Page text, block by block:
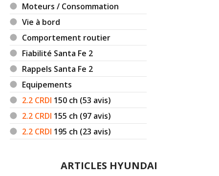
Moteurs / Consommation
Vie à bord
Comportement routier
Fiabilité Santa Fe 2
Rappels Santa Fe 2
Equipements
2.2 CRDI 150 ch (53 avis)
2.2 CRDI 155 ch (97 avis)
2.2 CRDI 195 ch (23 avis)
ARTICLES HYUNDAI